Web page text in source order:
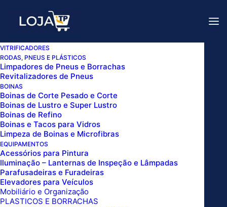
VITRIFICADORES
RODAS, PNEUS E PLÁSTICOS
Limpadores de Pneus e Borrachas
Revitalizadores de Pneus
BOINAS
Boinas de Corte Pesado e Corte
Boinas de Lustro e Super Lustro
Boinas de Refino
Boinas e Tacos para Vidros
Limpeza de Boinas e Microfibras
EQUIPAMENTOS
Acessórios para Pintura
Iluminação – Lanternas de Inspeção e Lâmpadas
Parafusadeiras e Furadeiras
Elevadores para Veículos
Mobiliário e Organização
PLASTICOS E BORRACHAS
MANGUEIRA TRAMA AÇO M22/14 X M22/14
P/ LAVADORAS ALTA PRESSÃO 12 METROS
Home
MANGUEIRA TRAMA AÇO M22/14 X M22/14 P/
LAVADORAS ALTA PRESSÃO 12 METROS SIGMA TOOLS
Para consultar valores dos
nossos produtos, entre em
contato com nossos canais de
vendas.